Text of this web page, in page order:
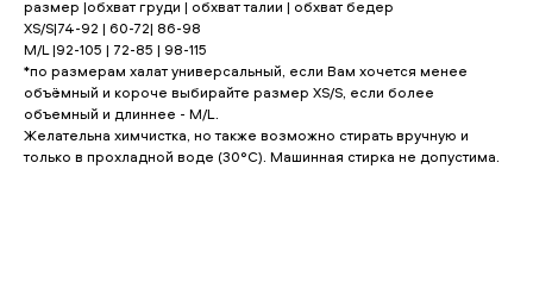
размер |обхват груди | обхват талии | обхват бедер
XS/S|74-92 | 60-72| 86-98
M/L |92-105 | 72-85 | 98-115
*по размерам халат универсальный, если Вам хочется менее
объёмный и короче выбирайте размер XS/S, если более
объемный и длиннее - M/L.
Желательна химчистка, но также возможно стирать вручную и
только в прохладной воде (30°С). Машинная стирка не допустима.